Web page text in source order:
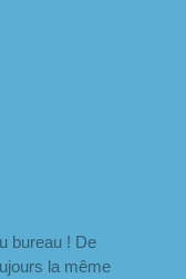
bureau ! De
la même